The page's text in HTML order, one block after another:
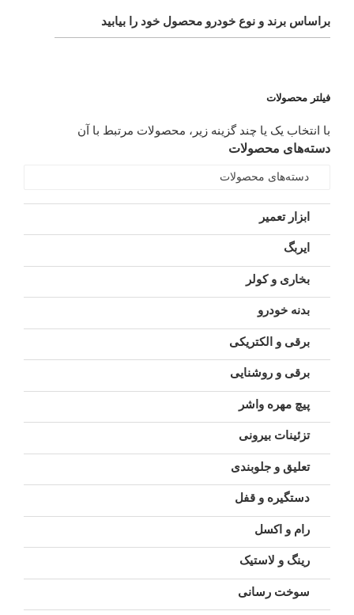
براساس برند و نوع خودرو محصول خود را بیابید
فیلتر محصولات
با انتخاب یک یا چند گزینه زیر، محصولات مرتبط با آن
دسته‌های محصولات
دسته‌های محصولات
ابزار تعمیر
ایربگ
بخاری و کولر
بدنه خودرو
برقی و الکتریکی
برقی و روشنایی
پیچ مهره واشر
تزئینات بیرونی
تعلیق و جلوبندی
دستگیره و قفل
رام و اکسل
رینگ و لاستیک
سوخت رسانی